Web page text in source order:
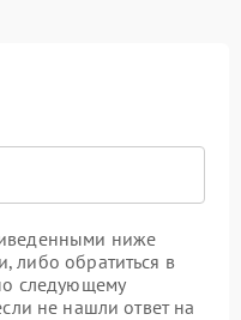
ниже
либо обратиться в
следующему
не нашли ответ на